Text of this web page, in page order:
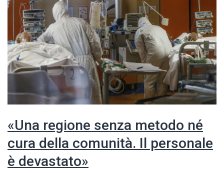
«Una regione senza metodo né
cura della comunità. Il personale
è devastato»